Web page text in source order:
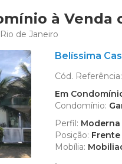
Casa em
Chácara
Edifício
Kitnet (2)
Mansão
à Venda
de Janeiro
Belíssima
Cód. Referência:
Em
Condomínio:
Perfil: Moderna
Posição: Frente
Mobília: